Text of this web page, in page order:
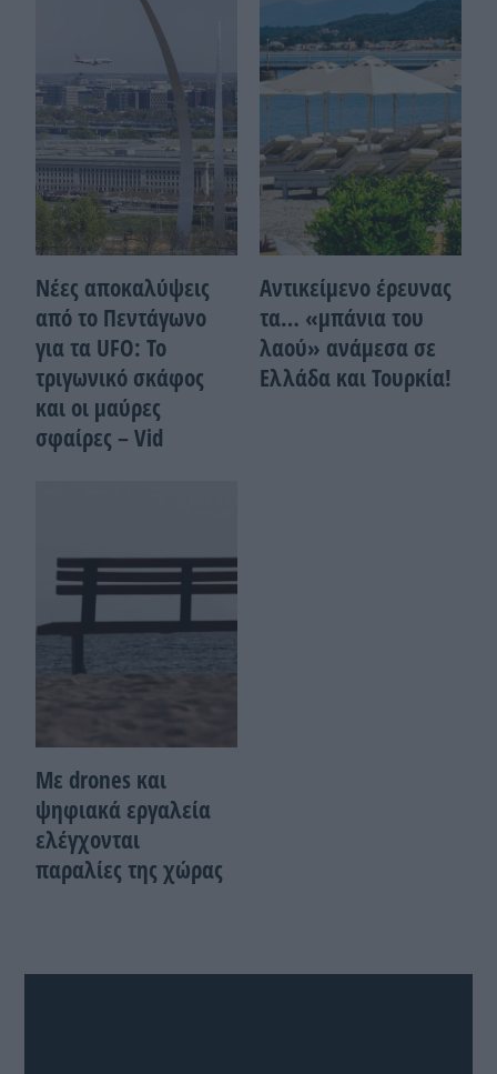
Νέες αποκαλύψεις
από το Πεντάγωνο
για τα UFO: Το
τριγωνικό σκάφος
και οι μαύρες
σφαίρες – Vid
Αντικείμενο έρευνας
τα… «μπάνια του
λαού» ανάμεσα σε
Ελλάδα και Τουρκία!
Με drones και
ψηφιακά εργαλεία
ελέγχονται
παραλίες της χώρας